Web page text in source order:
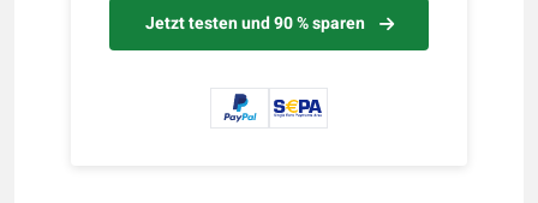
Jetzt testen und 90 % sparen